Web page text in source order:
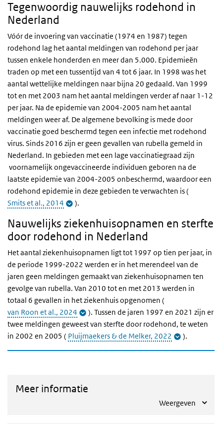
Tegenwoordig nauwelijks rodehond in
Nederland
Vóór de invoering van vaccinatie (1974 en 1987) tegen
rodehond lag het aantal meldingen van rodehond per jaar
tussen enkele honderden en meer dan 5.000. Epidemieën
traden op met een tussentijd van 4 tot 6 jaar. In 1998 was het
aantal wettelijke meldingen naar bijna 20 gedaald. Van 1999
tot en met 2003 nam het aantal meldingen verder af naar 1-12
per jaar. Na de epidemie van 2004-2005 nam het aantal
meldingen weer af. De algemene bevolking is mede door
vaccinatie goed beschermd tegen een infectie met rodehond
virus. Sinds 2016 zijn er geen gevallen van rubella gemeld in
Nederland. In gebieden met een lage vaccinatiegraad zijn
voornamelijk ongevaccineerde individuen geboren na de
laatste epidemie van 2004-2005 onbeschermd, waardoor een
rodehond epidemie in deze gebieden te verwachten is(
Smits et al., 2014
).
Nauwelijks ziekenhuisopnamen en sterfte
door rodehond in Nederland
Het aantal ziekenhuisopnamen ligt tot 1997 op tien per jaar, in
de periode 1999-2022 werden er in het merendeel van de
jaren geen meldingen gemaakt van ziekenhuisopnamen ten
gevolge van rubella. Van 2010 tot en met 2013 werden in
totaal 6 gevallen in het ziekenhuis opgenomen (
van Roon et al., 2024
). Tussen de jaren 1997 en 2021 zijn er
twee meldingen geweest van sterfte door rodehond, te weten
in 2002 en 2005 ( Pluijmaekers & de Melker, 2022 ).
Meer informatie
Weergeven